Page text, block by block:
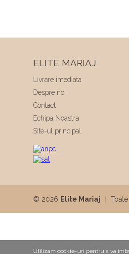
ELITE MARIAJ
Livrare imediata
Despre noi
Contact
Echipa Noastra
Site-ul principal
© 2026 Elite Mariaj
Utilizam cookie-uri pentru a va